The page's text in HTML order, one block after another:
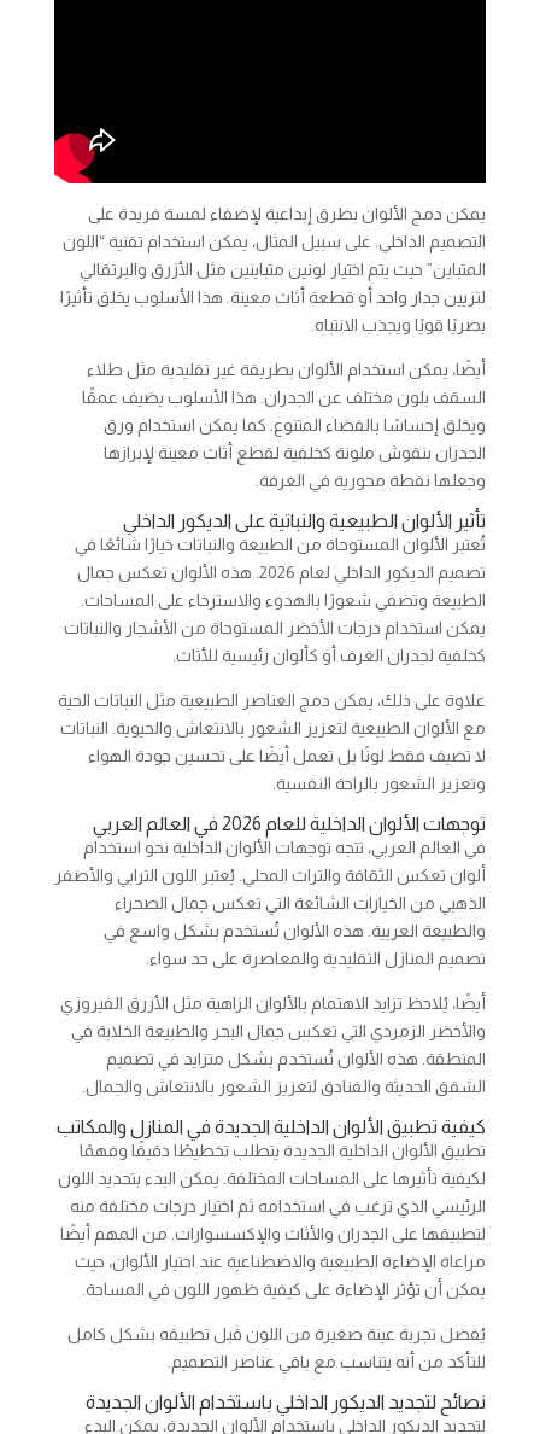
يمكن دمج الألوان بطرق إبداعية لإضفاء لمسة فريدة على
التصميم الداخلي. على سبيل المثال، يمكن استخدام تقنية “اللون
المتباين” حيث يتم اختيار لونين متباينين مثل الأزرق والبرتقالي
لتزيين جدار واحد أو قطعة أثاث معينة. هذا الأسلوب يخلق تأثيرًا
بصريًا قويًا ويجذب الانتباه.
أيضًا، يمكن استخدام الألوان بطريقة غير تقليدية مثل طلاء
السقف بلون مختلف عن الجدران. هذا الأسلوب يضيف عمقًا
ويخلق إحساسًا بالفضاء المتنوع. كما يمكن استخدام ورق
الجدران بنقوش ملونة كخلفية لقطع أثاث معينة لإبرازها
وجعلها نقطة محورية في الغرفة.
تأثير الألوان الطبيعية والنباتية على الديكور الداخلي
تُعتبر الألوان المستوحاة من الطبيعة والنباتات خيارًا شائعًا في
تصميم الديكور الداخلي لعام 2026. هذه الألوان تعكس جمال
الطبيعة وتضفي شعورًا بالهدوء والاسترخاء على المساحات.
يمكن استخدام درجات الأخضر المستوحاة من الأشجار والنباتات
كخلفية لجدران الغرف أو كألوان رئيسية للأثاث.
علاوة على ذلك، يمكن دمج العناصر الطبيعية مثل النباتات الحية
مع الألوان الطبيعية لتعزيز الشعور بالانتعاش والحيوية. النباتات
لا تضيف فقط لونًا بل تعمل أيضًا على تحسين جودة الهواء
وتعزيز الشعور بالراحة النفسية.
توجهات الألوان الداخلية للعام 2026 في العالم العربي
في العالم العربي، تتجه توجهات الألوان الداخلية نحو استخدام
ألوان تعكس الثقافة والتراث المحلي. يُعتبر اللون الترابي والأصفر
الذهبي من الخيارات الشائعة التي تعكس جمال الصحراء
والطبيعة العربية. هذه الألوان تُستخدم بشكل واسع في
تصميم المنازل التقليدية والمعاصرة على حد سواء.
أيضًا، يُلاحظ تزايد الاهتمام بالألوان الزاهية مثل الأزرق الفيروزي
والأخضر الزمردي التي تعكس جمال البحر والطبيعة الخلابة في
المنطقة. هذه الألوان تُستخدم بشكل متزايد في تصميم
الشقق الحديثة والفنادق لتعزيز الشعور بالانتعاش والجمال.
كيفية تطبيق الألوان الداخلية الجديدة في المنازل والمكاتب
تطبيق الألوان الداخلية الجديدة يتطلب تخطيطًا دقيقًا وفهمًا
لكيفية تأثيرها على المساحات المختلفة. يمكن البدء بتحديد اللون
الرئيسي الذي ترغب في استخدامه ثم اختيار درجات مختلفة منه
لتطبيقها على الجدران والأثاث والإكسسوارات. من المهم أيضًا
مراعاة الإضاءة الطبيعية والاصطناعية عند اختيار الألوان، حيث
يمكن أن تؤثر الإضاءة على كيفية ظهور اللون في المساحة.
يُفضل تجربة عينة صغيرة من اللون قبل تطبيقه بشكل كامل
للتأكد من أنه يتناسب مع باقي عناصر التصميم.
نصائح لتجديد الديكور الداخلي باستخدام الألوان الجديدة
لتجديد الديكور الداخلي باستخدام الألوان الجديدة، يمكن البدء